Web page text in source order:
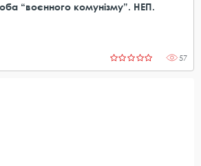
“воєнного комунізму”. НЕП.
57